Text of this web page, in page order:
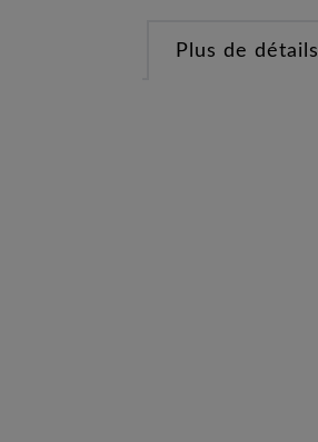
Plus de détails